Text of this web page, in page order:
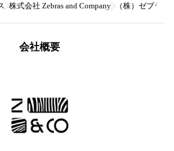
株式会社 Zebras and Company （株）ゼブラ
会社概要